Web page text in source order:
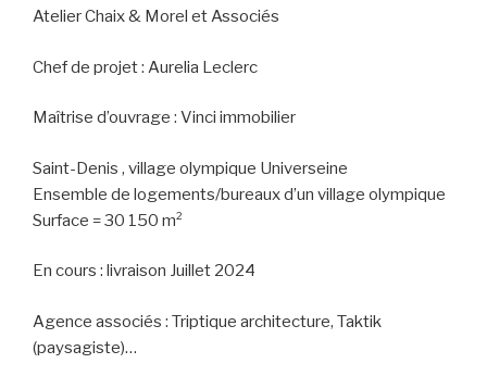
Atelier Chaix & Morel et Associés
Chef de projet : Aurelia Leclerc
Maîtrise d’ouvrage : Vinci immobilier
Saint-Denis , village olympique Universeine
Ensemble de logements/bureaux d’un village olympique
Surface = 30 150 m²
En cours : livraison Juillet 2024
Agence associés : Triptique architecture, Taktik
(paysagiste)…